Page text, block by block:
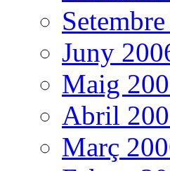
Juny
Maig
Abril
Març